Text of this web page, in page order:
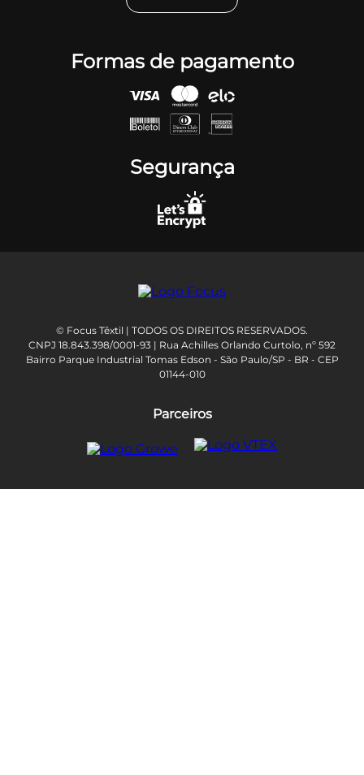
Formas de pagamento
Segurança
© Focus Têxtil | TODOS OS DIREITOS RESERVADOS.
CNPJ 18.843.398/0001-93 | Rua Achilles Orlando Curtolo, nº 592
Bairro Parque Industrial Tomas Edson - São Paulo/SP - BR - CEP
01144-010
Parceiros